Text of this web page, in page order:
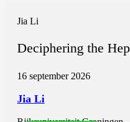
Jia Li
Deciphering the
16 september 2026
Jia Li